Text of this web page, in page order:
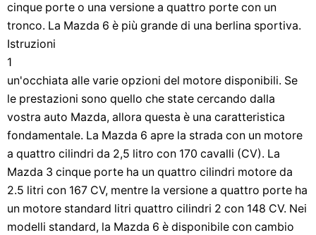
cinque porte o una versione a quattro porte con un
tronco. La Mazda 6 è più grande di una berlina sportiva.
Istruzioni
1
un'occhiata alle varie opzioni del motore disponibili. Se
le prestazioni sono quello che state cercando dalla
vostra auto Mazda, allora questa è una caratteristica
fondamentale. La Mazda 6 apre la strada con un motore
a quattro cilindri da 2,5 litro con 170 cavalli (CV). La
Mazda 3 cinque porte ha un quattro cilindri motore da
2.5 litri con 167 CV, mentre la versione a quattro porte ha
un motore standard litri quattro cilindri 2 con 148 CV. Nei
modelli standard, la Mazda 6 è disponibile con cambio